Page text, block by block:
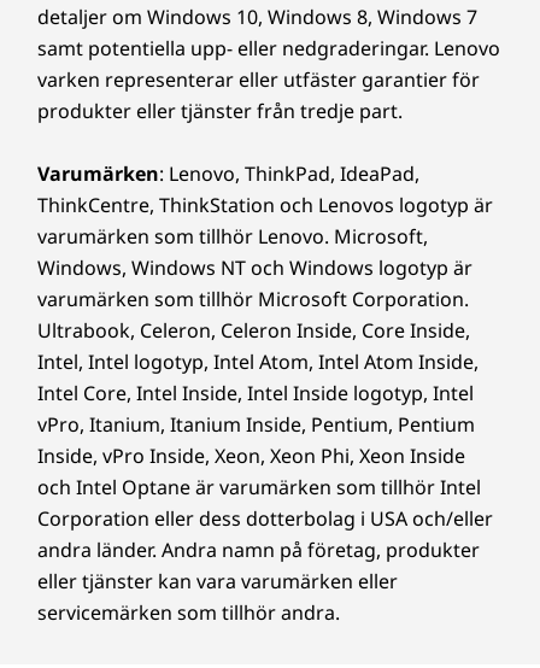
detaljer om Windows 10, Windows 8, Windows 7
samt potentiella upp- eller nedgraderingar. Lenovo
varken representerar eller utfäster garantier för
produkter eller tjänster från tredje part.
Varumärken: Lenovo, ThinkPad, IdeaPad,
ThinkCentre, ThinkStation och Lenovos logotyp är
varumärken som tillhör Lenovo. Microsoft,
Windows, Windows NT och Windows logotyp är
varumärken som tillhör Microsoft Corporation.
Ultrabook, Celeron, Celeron Inside, Core Inside,
Intel, Intel logotyp, Intel Atom, Intel Atom Inside,
Intel Core, Intel Inside, Intel Inside logotyp, Intel
vPro, Itanium, Itanium Inside, Pentium, Pentium
Inside, vPro Inside, Xeon, Xeon Phi, Xeon Inside
och Intel Optane är varumärken som tillhör Intel
Corporation eller dess dotterbolag i USA och/eller
andra länder. Andra namn på företag, produkter
eller tjänster kan vara varumärken eller
servicemärken som tillhör andra.